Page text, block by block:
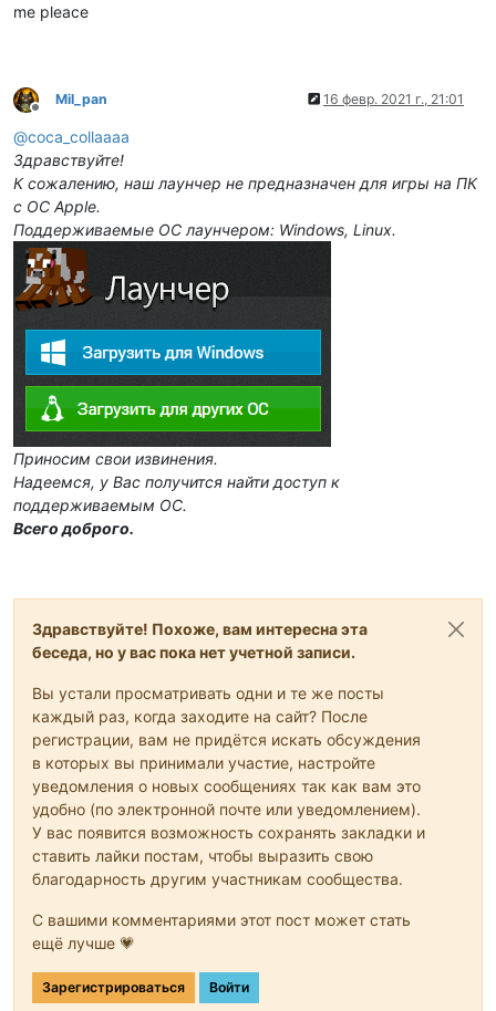
me pleace
Не в сети
Mil_pan 16 февр. 2021 г., 21:01
@coca_collaaaa
Здравствуйте!
К сожалению, наш лаунчер не предназначен для игры на ПК
с ОС Apple.
Поддерживаемые ОС лаунчером: Windows, Linux.
Приносим свои извинения.
Надеемся, у Вас получится найти доступ к
поддерживаемым ОС.
Всего доброго.
Здравствуйте! Похоже, вам интересна эта
беседа, но у вас пока нет учетной записи.
Вы устали просматривать одни и те же посты
каждый раз, когда заходите на сайт? После
регистрации, вам не придётся искать обсуждения
в которых вы принимали участие, настройте
уведомления о новых сообщениях так как вам это
удобно (по электронной почте или уведомлением).
У вас появится возможность сохранять закладки и
ставить лайки постам, чтобы выразить свою
благодарность другим участникам сообщества.
С вашими комментариями этот пост может стать
ещё лучше 💗
Зарегистрироваться Войти